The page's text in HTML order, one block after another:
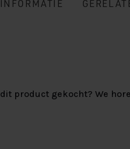
product gekocht? We